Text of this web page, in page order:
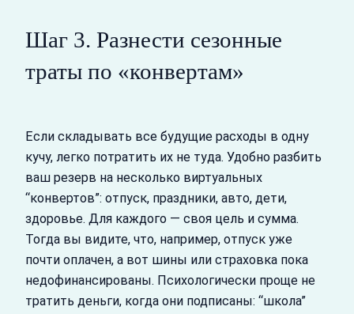
Шаг 3. Разнести сезонные
траты по «конвертам»
Если складывать все будущие расходы в одну
кучу, легко потратить их не туда. Удобно разбить
ваш резерв на несколько виртуальных
“конвертов”: отпуск, праздники, авто, дети,
здоровье. Для каждого — своя цель и сумма.
Тогда вы видите, что, например, отпуск уже
почти оплачен, а вот шины или страховка пока
недофинансированы. Психологически проще не
тратить деньги, когда они подписаны: “школа”